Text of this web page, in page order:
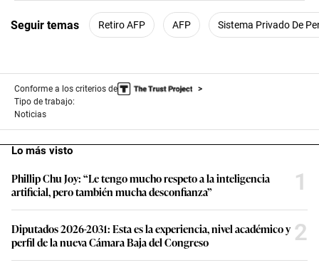
seconds
Seguir temas Retiro AFP AFP Sistema Privado De
Conforme a los criterios de
Tipo de trabajo:
Noticias
Lo más visto
Phillip Chu Joy: “Le tengo mucho respeto a la inteligencia
artificial, pero también mucha desconfianza”
1
Diputados 2026-2031: Esta es la experiencia, nivel académico y
perfil de la nueva Cámara Baja del Congreso
2